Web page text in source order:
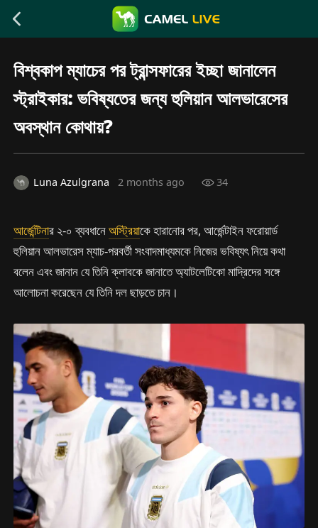
বিশ্বকাপ ম্যাচের পর ট্রান্সফারের ইচ্ছা জানালেন
স্ট্রাইকার: ভবিষ্যতের জন্য হুলিয়ান আলভারেসের
অবস্থান কোথায়?
Luna Azulgrana 2 months ago 34
আর্জেন্টিনার ২-০ ব্যবধানেঅস্ট্রিয়াকে হারানোর পর, আর্জেন্টাইন ফরোয়ার্ড
হুলিয়ান আলভারেস ম্যাচ-পরবর্তী সংবাদমাধ্যমকে নিজের ভবিষ্যৎ নিয়ে কথা
বলেন এবং জানান যে তিনি ক্লাবকে জানাতে অ্যাটলেটিকো মাদ্রিদের সঙ্গে
আলোচনা করেছেন যে তিনি দল ছাড়তে চান।